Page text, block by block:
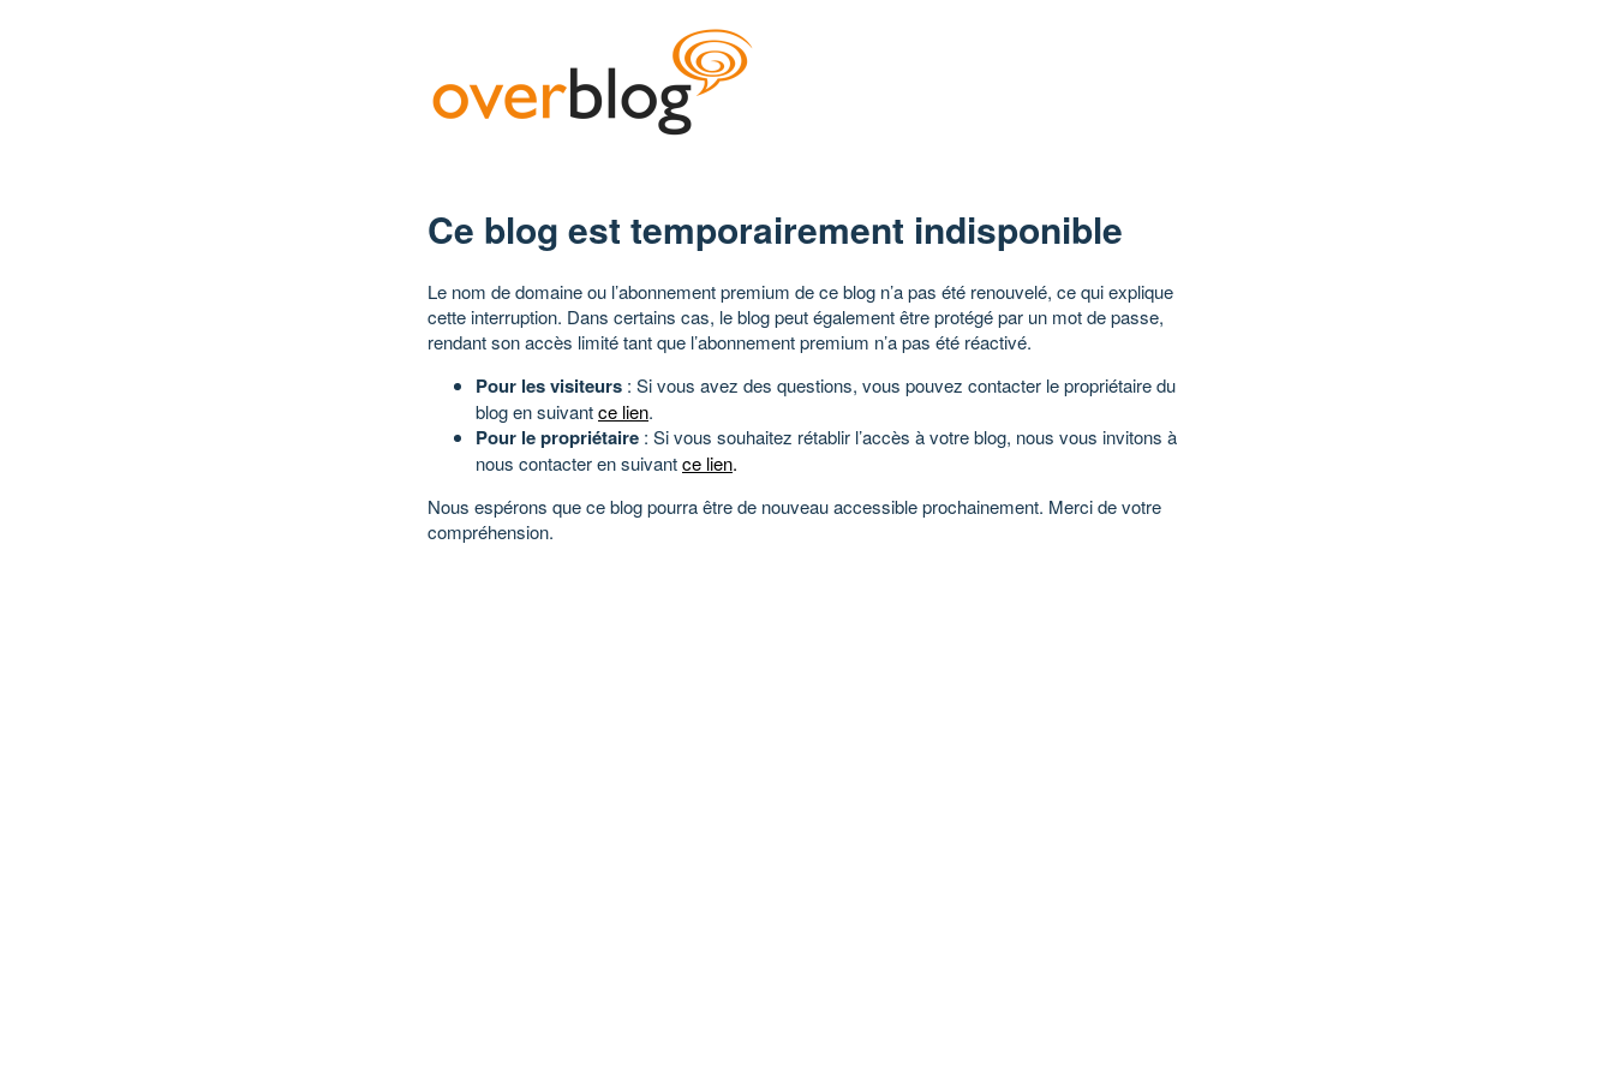
Ce blog est temporairement indisponible
Le nom de domaine ou l’abonnement premium de ce blog n’a pas été renouvelé, ce qui explique
cette interruption. Dans certains cas, le blog peut également être protégé par un mot de passe,
rendant son accès limité tant que l’abonnement premium n’a pas été réactivé.
Pour les visiteurs : Si vous avez des questions, vous pouvez contacter le propriétaire du
blog en suivantce lien.
Pour le propriétaire : Si vous souhaitez rétablir l’accès à votre blog, nous vous invitons à
nous contacter en suivantce lien.
Nous espérons que ce blog pourra être de nouveau accessible prochainement. Merci de votre
compréhension.